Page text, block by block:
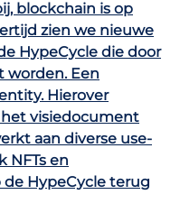
blockchain is op
zien we nieuwe
HypeCycle die door
worden. Een
Hierover
het visiedocument
aan diverse use-
NFTs en
de HypeCycle terug